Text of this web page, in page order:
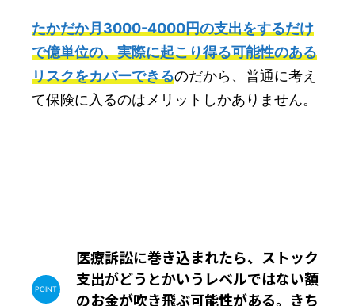
たかだか月3000-4000円の支出をするだけ
で億単位の、実際に起こり得る可能性のある
リスクをカバーできるのだから、普通に考え
て保険に入るのはメリットしかありません。
医療訴訟に巻き込まれたら、ストック
支出がどうとかいうレベルではない額
のお金が吹き飛ぶ可能性がある。きち